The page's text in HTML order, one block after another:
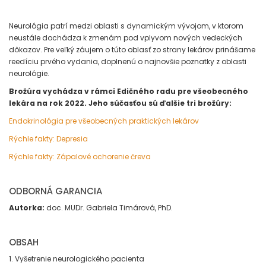
Neurológia patrí medzi oblasti s dynamickým vývojom, v ktorom
neustále dochádza k zmenám pod vplyvom nových vedeckých
dôkazov. Pre veľký záujem o túto oblasť zo strany lekárov prinášame
reedíciu prvého vydania, doplnenú o najnovšie poznatky z oblasti
neurológie.
Brožúra vychádza v rámci Edičného radu pre všeobecného
lekára na rok 2022. Jeho súčasťou sú ďalšie tri brožúry:
Endokrinológia pre všeobecných praktických lekárov
Rýchle fakty: Depresia
Rýchle fakty: Zápalové ochorenie čreva
ODBORNÁ GARANCIA
Autorka: doc. MUDr. Gabriela Timárová, PhD.
OBSAH
1. Vyšetrenie neurologického pacienta